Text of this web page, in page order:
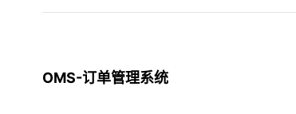
OMS-订单管理系统